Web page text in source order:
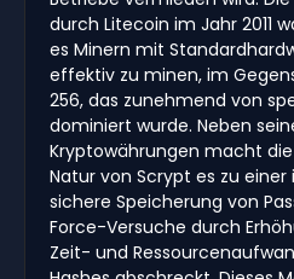
durch Litecoin im Jahr 2011
es Minern mit
effektiv zu minen, im
256, das zunehmend von
dominiert wurde. Neben
Kryptowährungen macht
Natur von Scrypt es zu
sichere Speicherung von
Force-Versuche durch
Zeit- und